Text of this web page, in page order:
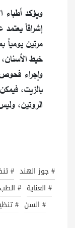
ويؤكد
إشراقاً
مرتين يومياً
خيط
وإجراء
بالزيت،
الروتين،
# جوز الهند #
# العناية # الطب
# السن #